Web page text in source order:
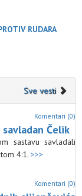
RUDARA
Sve vesti
Komentari (0)
Čelik
sastavu savladali
4:1. >>>
Komentari (0)